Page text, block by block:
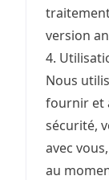
version
4.
Nous
fournir et
sécurité,
avec
au